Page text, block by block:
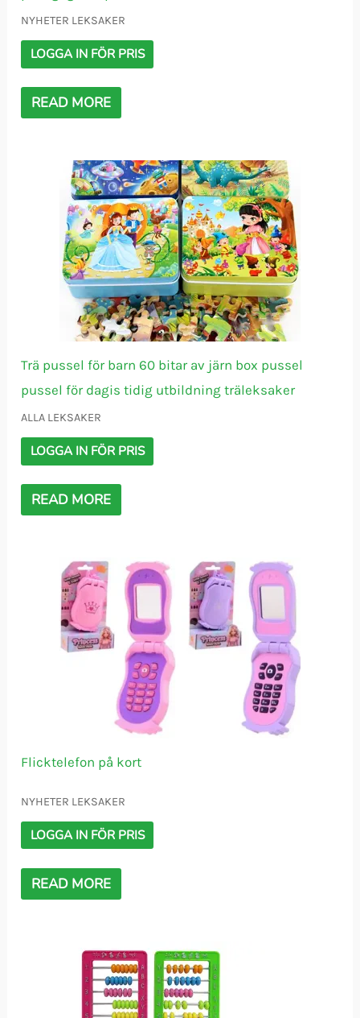
NYHETER LEKSAKER
LOGGA IN FÖR PRIS
READ MORE
Trä pussel för barn 60 bitar av järn box pussel
pussel för dagis tidig utbildning träleksaker
ALLA LEKSAKER
LOGGA IN FÖR PRIS
READ MORE
Flicktelefon på kort
NYHETER LEKSAKER
LOGGA IN FÖR PRIS
READ MORE